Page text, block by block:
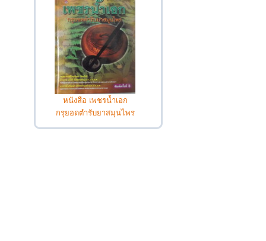
หนังสือ เพชรน้ำเอก
กรุยอดตำรับยาสมุนไพร